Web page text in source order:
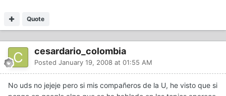
Quote
cesardario_colombia
Posted January 19, 2008 at 01:55 AM
No uds no jejeje pero si mis compañeros de la U, he visto que si